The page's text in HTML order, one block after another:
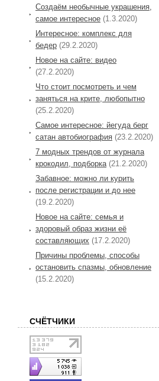
Создаём необычные украшения,
самое интересное (1.3.2020)
Интересное: комплекс для
бедер (29.2.2020)
Новое на сайте: видео
(27.2.2020)
Что стоит посмотреть и чем
заняться на крите, любопытно
(25.2.2020)
Самое интересное: йегуда берг
сатан автобиография (23.2.2020)
7 модных трендов от журнала
крокодил, подборка (21.2.2020)
Забавное: можно ли курить
после регистрации и до нее
(19.2.2020)
Новое на сайте: семья и
здоровый образ жизни её
составляющих (17.2.2020)
Причины проблемы, способы
остановить спазмы, обновление
(15.2.2020)
СЧЁТЧИКИ